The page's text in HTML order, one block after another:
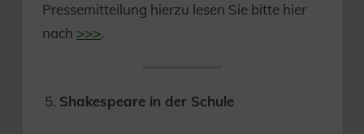
Pressemitteilung hierzu lesen Sie bitte hier
nach >>>.
Shakespeare in der Schule